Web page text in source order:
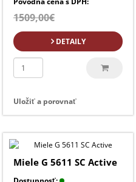
1509,00€
DETAILY
Uložiť a porovnať
Miele G 5611 SC Active